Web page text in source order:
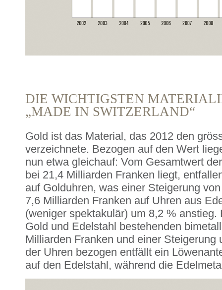
DIE WICHTIGSTEN
„MADE IN SWITZERLAND“
Gold ist das Material, das 2012 den
verzeichnete. Bezogen auf den Wert
nun etwa gleichauf: Vom Gesamtwert
bei 21,4 Milliarden Franken liegt,
auf Golduhren, was einer Steigerung
7,6 Milliarden Franken auf Uhren aus
(weniger spektakulär) um 8,2 %
Gold und Edelstahl bestehenden
Milliarden Franken und einer Steigerung
der Uhren bezogen entfällt ein
auf den Edelstahl, während die